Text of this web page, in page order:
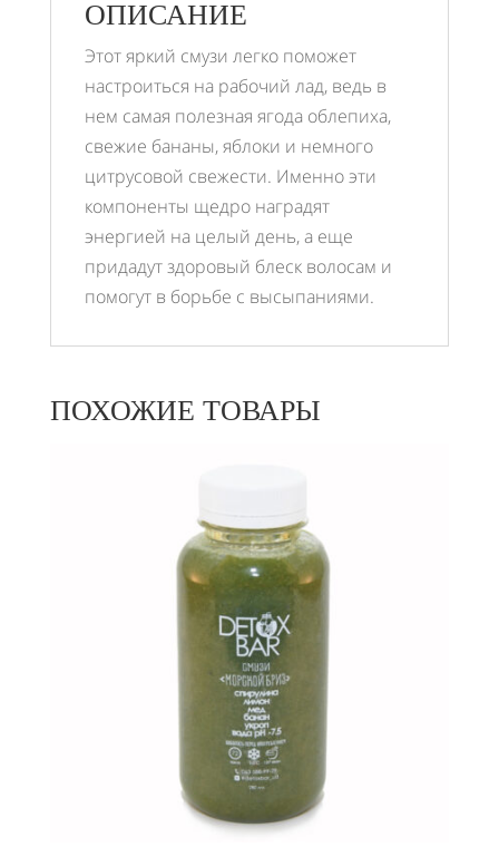
ОПИСАНИЕ
Этот яркий смузи легко поможет
настроиться на рабочий лад, ведь в
нем самая полезная ягода облепиха,
свежие бананы, яблоки и немного
цитрусовой свежести. Именно эти
компоненты щедро наградят
энергией на целый день, а еще
придадут здоровый блеск волосам и
помогут в борьбе с высыпаниями.
ПОХОЖИЕ ТОВАРЫ